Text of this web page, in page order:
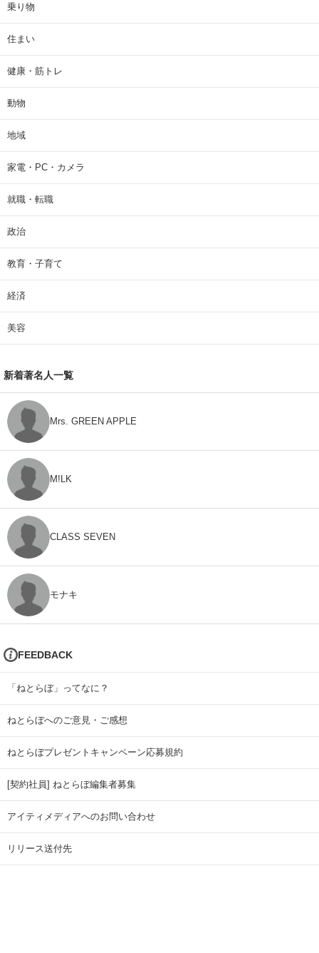
乗り物
住まい
健康・筋トレ
動物
地域
家電・PC・カメラ
就職・転職
政治
教育・子育て
経済
美容
新着著名人一覧
Mrs. GREEN APPLE
M!LK
CLASS SEVEN
モナキ
FEEDBACK
「ねとらぼ」ってなに？
ねとらぼへのご意見・ご感想
ねとらぼプレゼントキャンペーン応募規約
[契約社員] ねとらぼ編集者募集
アイティメディアへのお問い合わせ
リリース送付先